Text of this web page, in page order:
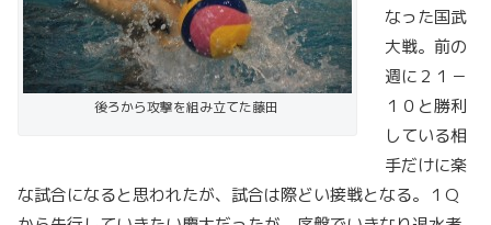
後ろから攻撃を組み立てた藤田
なった国武
大戦。前の
週に２１－
１０と勝利
している相
手だけに楽
な試合になると思われたが、試合は際どい接戦となる。１Q